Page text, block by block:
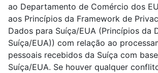
ao Departamento de Comércio dos
aos Princípios da Framework de
Dados para Suíça/EUA (Princípios da
Suíça/EUA)) com relação ao
pessoais recebidos da Suíça com
Suíça/EUA. Se houver qualquer